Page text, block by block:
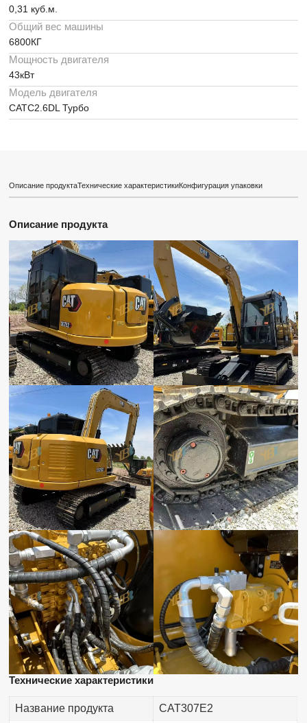
0,31 куб.м.
Общий вес машины
6800КГ
Мощность двигателя
43кВт
Модель двигателя
CATC2.6DL Турбо
Описание продуктаТехнические характеристикиКонфигурация упаковки
Описание продукта
Технические характеристики
Название продукта CAT307E2